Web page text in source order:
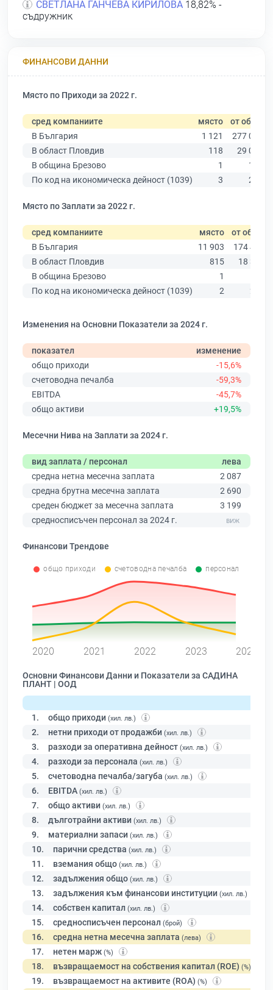
СВЕТЛАНА ГАНЧЕВА КИРИЛОВА 18,82% -
съдружник
ФИНАНСОВИ ДАННИ
Място по Приходи за 2022 г.
сред компаниите място от общо
В България
1 121
277 019
В област Пловдив
118
29 067
В община Брезово
1
151
По код на икономическа дейност (1039)
3 265
Място по Заплати за 2022 г.
сред компаниите място от общо
В България
11 903
174 403
В област Пловдив
815
18 305
В община Брезово
1
По код на икономическа дейност (1039)
2 236
Изменения на Основни Показатели за 2024 г.
показател
изменение
общо приходи
-15,6%
счетоводна печалба
-59,3%
EBITDA
-45,7%
общо активи
+19,5%
Месечни Нива на Заплати за 2024 г.
вид заплата / персонал
лева
средна нетна месечна заплата
2 087
средна брутна месечна заплата
2 690
среден бюджет за месечна заплата
3 199
средносписъчен персонал за 2024 г.
Финансови Трендове
общо приходи счетоводна печалба персонал
2020 2021 2022 2023 2024
Основни Финансови Данни и Показатели за САДИНА
ПЛАНТ | ООД
1. общо приходи (хил. лв.)
2. нетни приходи от продажби (хил. лв.)
3. разходи за оперативна дейност (хил. лв.)
4. разходи за персонала (хил. лв.)
5. счетоводна печалба/загуба (хил. лв.)
6. EBITDA (хил. лв.)
7. общо активи (хил. лв.)
8. дълготрайни активи (хил. лв.)
9. материални запаси (хил. лв.)
10. парични средства (хил. лв.)
11. вземания общо (хил. лв.)
12. задължения общо (хил. лв.)
13. задължения към финансови институции (хил. лв.)
14. собствен капитал (хил. лв.)
15. средносписъчен персонал (брой)
16. средна нетна месечна заплата (лева)
17. нетен марж (%)
18. възвращаемост на собствения капитал (ROE) (%)
19. възвращаемост на активите (ROA) (%)